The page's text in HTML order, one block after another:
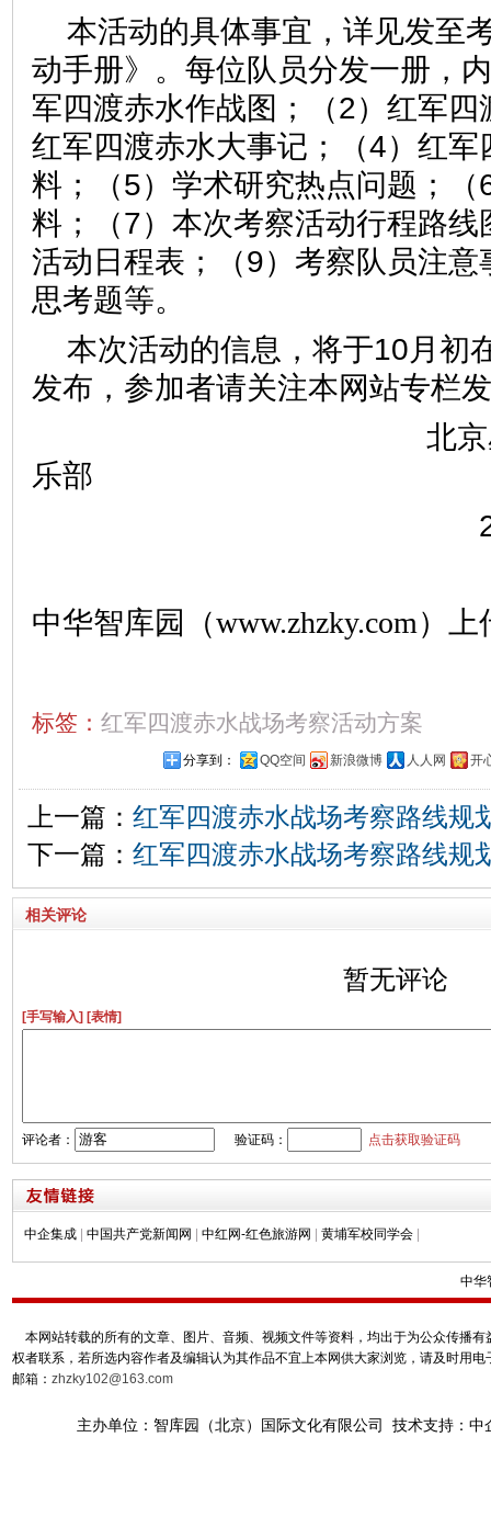
本活动的具体事宜，详见发至
动手册》。每位队员分发一册，
军四渡赤水作战图；（2）红军四
红军四渡赤水大事记；（4）红
料；（5）学术研究热点问题；（
料；（7）本次考察活动行程路线
活动日程表；（9）考察队员注
思考题等。
本次活动的信息，将于10月初
发布，参加者请关注本网站专栏
北京星泉湾国
乐部
2014年9
中华智库园（www.zhzky.com）上
标签： 红军四渡赤水战场考察活动方案
分享到： QQ空间 新浪微博 人人网 开
上一篇： 红军四渡赤水战场考察路线规
下一篇： 红军四渡赤水战场考察路线规
相关评论
暂无评论
[手写输入] [表情]
评论者： 验证码： 点击获取验证码
中企集成 中国共产党新闻网 中红网-红色旅游网 黄埔军校同学会
中华
本网站转载的所有的文章、图片、音频、视频文件等资料，均出于为公众传播
权者联系，若所选内容作者及编辑认为其作品不宜上本网供大家浏览，请及时用
邮箱： zhzky102@163.com
主办单位：智库园（北京）国际文化有限公司 技术支持：